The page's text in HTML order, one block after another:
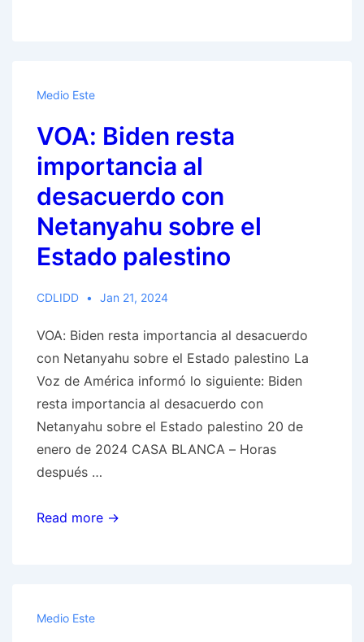
7
de
octubre
lanzado
para
detener
a
las
rojas
Medio Este
VOA: Biden resta
importancia al
desacuerdo con
Netanyahu sobre el
Estado palestino
CDLIDD Jan 21, 2024
VOA: Biden resta importancia al desacuerdo
con Netanyahu sobre el Estado palestino La
Voz de América informó lo siguiente: Biden
resta importancia al desacuerdo con
Netanyahu sobre el Estado palestino 20 de
enero de 2024 CASA BLANCA – Horas
después …
VOA:
Read more →
Medio Este